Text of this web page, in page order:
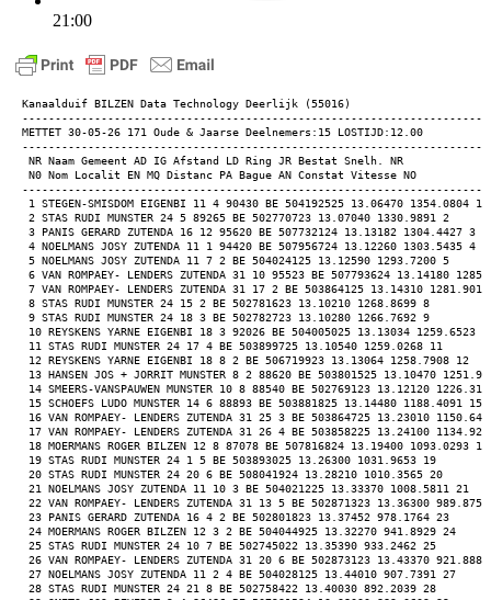
21:00
Kanaalduif BILZEN Data Technology Deerlijk (55016)
METTET 30-05-26 171 Oude & Jaarse Deelnemers:15 LOSTIJD:12.00
NR Naam Gemeent AD IG Afstand LD Ring JR Bestat Snelh. NR
N0 Nom Localit EN MQ Distanc PA Bague AN Constat Vitesse NO
1 STEGEN-SMISDOM EIGENBI 11 4 90430 BE 504192525 13.06470 1354.0804 1
2 STAS RUDI MUNSTER 24 5 89265 BE 502770723 13.07040 1330.9891 2
3 PANIS GERARD ZUTENDA 16 12 95620 BE 507732124 13.13182 1304.4427 3
4 NOELMANS JOSY ZUTENDA 11 1 94420 BE 507956724 13.12260 1303.5435 4
5 NOELMANS JOSY ZUTENDA 11 7 2 BE 504024125 13.12590 1293.7200 5
6 VAN ROMPAEY- LENDERS ZUTENDA 31 10 95523 BE 507793624 13.14180
7 VAN ROMPAEY- LENDERS ZUTENDA 31 17 2 BE 503864125 13.14310
8 STAS RUDI MUNSTER 24 15 2 BE 502781623 13.10210 1268.8699 8
9 STAS RUDI MUNSTER 24 18 3 BE 502782723 13.10280 1266.7692 9
10 REYSKENS YARNE EIGENBI 18 3 92026 BE 504005025 13.13034 1259.6523
11 STAS RUDI MUNSTER 24 17 4 BE 503899725 13.10540 1259.0268 11
12 REYSKENS YARNE EIGENBI 18 8 2 BE 506719923 13.13064 1258.7908 12
13 HANSEN JOS + JORRIT MUNSTER 8 2 88620 BE 503801525 13.10470
14 SMEERS-VANSPAUWEN MUNSTER 10 8 88540 BE 502769123 13.12120
15 SCHOEFS LUDO MUNSTER 14 6 88893 BE 503881825 13.14480 1188.4091 15
16 VAN ROMPAEY- LENDERS ZUTENDA 31 25 3 BE 503864725 13.23010
17 VAN ROMPAEY- LENDERS ZUTENDA 31 26 4 BE 503858225 13.24100
18 MOERMANS ROGER BILZEN 12 8 87078 BE 507816824 13.19400 1093.0293
19 STAS RUDI MUNSTER 24 1 5 BE 503893025 13.26300 1031.9653 19
20 STAS RUDI MUNSTER 24 20 6 BE 508041924 13.28210 1010.3565 20
21 NOELMANS JOSY ZUTENDA 11 10 3 BE 504021225 13.33370 1008.5811 21
22 VAN ROMPAEY- LENDERS ZUTENDA 31 13 5 BE 502871323 13.36300
23 PANIS GERARD ZUTENDA 16 4 2 BE 502801823 13.37452 978.1764 23
24 MOERMANS ROGER BILZEN 12 3 2 BE 504044925 13.32270 941.8929 24
25 STAS RUDI MUNSTER 24 10 7 BE 502745022 13.35390 933.2462 25
26 VAN ROMPAEY- LENDERS ZUTENDA 31 20 6 BE 502873123 13.43370
27 NOELMANS JOSY ZUTENDA 11 2 4 BE 504028125 13.44010 907.7391 27
28 STAS RUDI MUNSTER 24 21 8 BE 502758422 13.40030 892.2039 28